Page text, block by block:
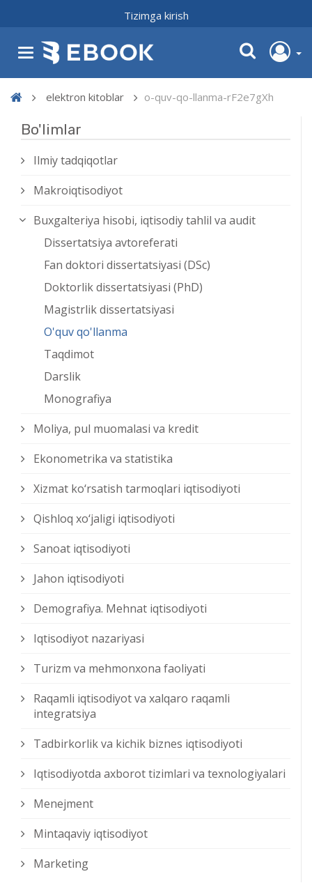
Tizimga kirish
elektron kitoblar o-quv-qo-llanma-rF2e7gXh
Bo'limlar
Ilmiy tadqiqotlar
Makroiqtisodiyot
Buxgalteriya hisobi, iqtisodiy tahlil va audit
Dissertatsiya avtoreferati
Fan doktori dissertatsiyasi (DSc)
Doktorlik dissertatsiyasi (PhD)
Magistrlik dissertatsiyasi
O'quv qo'llanma
Taqdimot
Darslik
Monografiya
Moliya, pul muomalasi va kredit
Ekonometrika va statistika
Xizmat kо‘rsatish tarmoqlari iqtisodiyoti
Qishloq xо‘jaligi iqtisodiyoti
Sanoat iqtisodiyoti
Jahon iqtisodiyoti
Demografiya. Mehnat iqtisodiyoti
Iqtisodiyot nazariyasi
Turizm va mehmonxona faoliyati
Raqamli iqtisodiyot va xalqaro raqamli
integratsiya
Tadbirkorlik va kichik biznes iqtisodiyoti
Iqtisodiyotda axborot tizimlari va texnologiyalari
Menejment
Mintaqaviy iqtisodiyot
Marketing